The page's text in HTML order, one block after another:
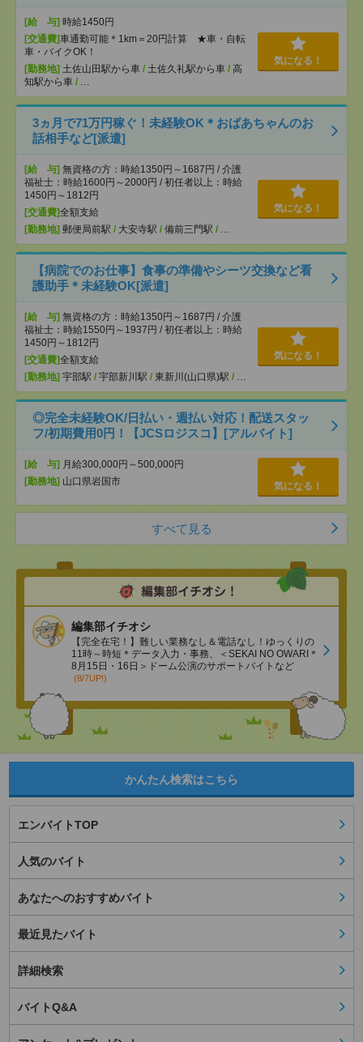
[給 与] 時給1450円
[交通費]車通勤可能＊1km＝20円計算 ★車・自転
車・バイクOK！
[勤務地] 土佐山田駅から車 / 土佐久礼駅から車 / 高
知駅から車 / …
気になる！
3ヵ月で71万円稼ぐ！未経験OK＊おばあちゃんのお
話相手など[派遣]
[給 与] 無資格の方：時給1350円～1687円 / 介護
福祉士：時給1600円～2000円 / 初任者以上：時給
1450円～1812円
[交通費]全額支給
[勤務地] 郵便局前駅 / 大安寺駅 / 備前三門駅 / …
気になる！
【病院でのお仕事】食事の準備やシーツ交換など看
護助手＊未経験OK[派遣]
[給 与] 無資格の方：時給1350円～1687円 / 介護
福祉士：時給1550円～1937円 / 初任者以上：時給
1450円～1812円
[交通費]全額支給
[勤務地] 宇部駅 / 宇部新川駅 / 東新川(山口県)駅 / …
気になる！
◎完全未経験OK/日払い・週払い対応！配送スタッ
フ/初期費用0円！【JCSロジスコ】[アルバイト]
[給 与] 月給300,000円～500,000円
[勤務地] 山口県岩国市 気になる！
すべて見る
編集部イチオシ
【完全在宅！】難しい業務なし＆電話なし！ゆっくりの
11時～時短＊データ入力・事務、＜SEKAI NO OWARI＊
8月15日・16日＞ドーム公演のサポートバイトなど
(8/7UP!)
かんたん検索はこちら
エンバイトTOP
人気のバイト
あなたへのおすすめバイト
最近見たバイト
詳細検索
バイトQ&A